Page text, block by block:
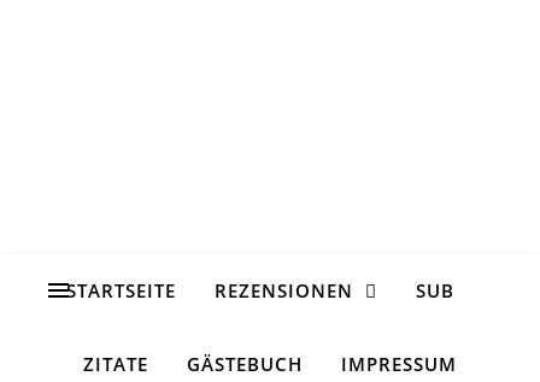
STARTSEITE REZENSIONEN SUB
ZITATE GÄSTEBUCH IMPRESSUM